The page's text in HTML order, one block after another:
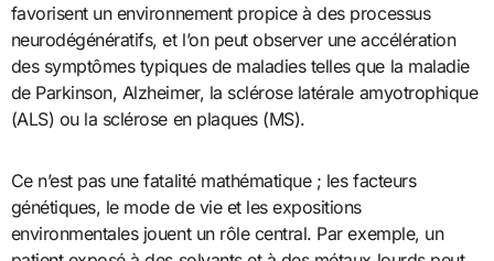
favorisent un environnement propice à des processus
neurodégénératifs, et l’on peut observer une accélération
des symptômes typiques de maladies telles que la maladie
de Parkinson, Alzheimer, la sclérose latérale amyotrophique
(ALS) ou la sclérose en plaques (MS).
Ce n’est pas une fatalité mathématique ; les facteurs
génétiques, le mode de vie et les expositions
environmentales jouent un rôle central. Par exemple, un